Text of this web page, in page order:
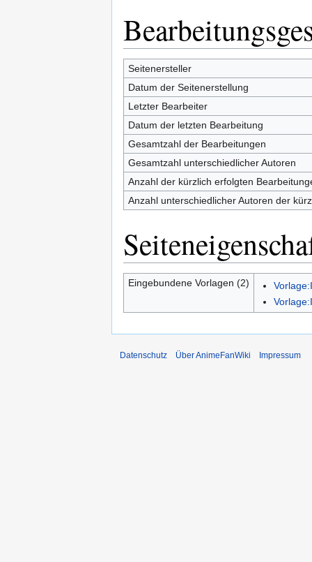
Seitenersteller
Datum der Seitenerstellung
Letzter Bearbeiter
Datum der letzten Bearbeitung
Gesamtzahl der Bearbeitungen
Gesamtzahl unterschiedlicher Autoren
Anzahl der kürzlich erfolgten
Anzahl unterschiedlicher Autoren der
Eingebundene Vorlagen (2)
Datenschutz Über AnimeFanWiki Impressum